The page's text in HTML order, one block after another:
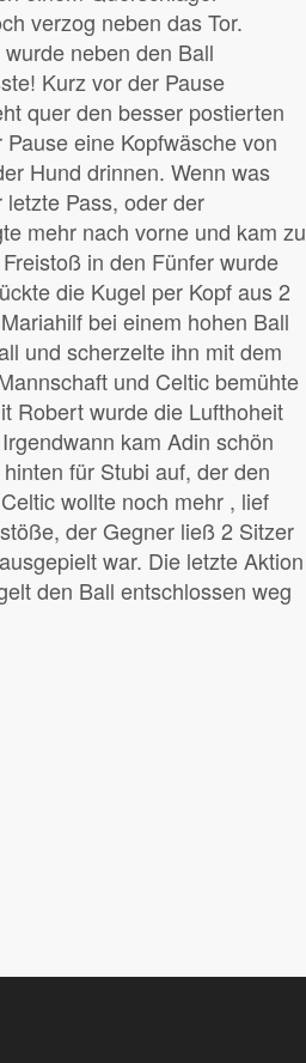
verzog neben das Tor.
neben den Ball
Kurz vor der Pause
quer den besser postierten
eine Kopfwäsche von
Hund drinnen. Wenn was
Pass, oder der
mehr nach vorne und kam zu
in den Fünfer wurde
die Kugel per Kopf aus 2
bei einem hohen Ball
und scherzelte ihn mit dem
und Celtic bemühte
Robert wurde die Lufthoheit
kam Adin schön
für Stubi auf, der den
wollte noch mehr , lief
der Gegner ließ 2 Sitzer
war. Die letzte Aktion
den Ball entschlossen weg